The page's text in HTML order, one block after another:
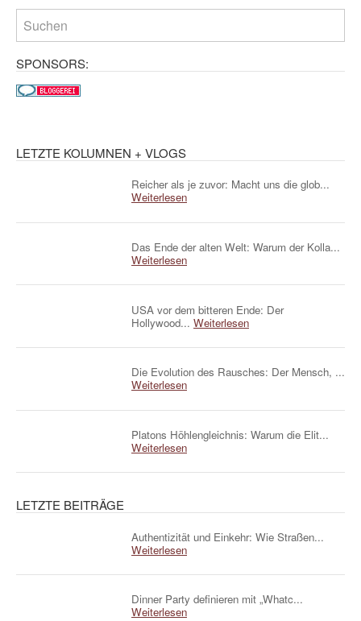
SPONSORS:
LETZTE KOLUMNEN + VLOGS
Reicher als je zuvor: Macht uns die glob...
Weiterlesen
Das Ende der alten Welt: Warum der Kolla...
Weiterlesen
USA vor dem bitteren Ende: Der
Hollywood... Weiterlesen
Die Evolution des Rausches: Der Mensch, ...
Weiterlesen
Platons Höhlengleichnis: Warum die Elit...
Weiterlesen
LETZTE BEITRÄGE
Authentizität und Einkehr: Wie Straßen...
Weiterlesen
Dinner Party definieren mit „Whatc...
Weiterlesen